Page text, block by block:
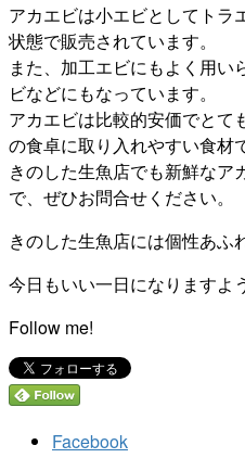
アカエビは小エビとしてトラ
状態で販売されています。
また、加工エビにもよく用い
ビなどにもなっています。
アカエビは比較的安価でとて
の食卓に取り入れやすい食材
きのした生魚店でも新鮮なア
で、ぜひお問合せください。
きのした生魚店には個性あふ
今日もいい一日になりますよ
Follow me!
Facebook